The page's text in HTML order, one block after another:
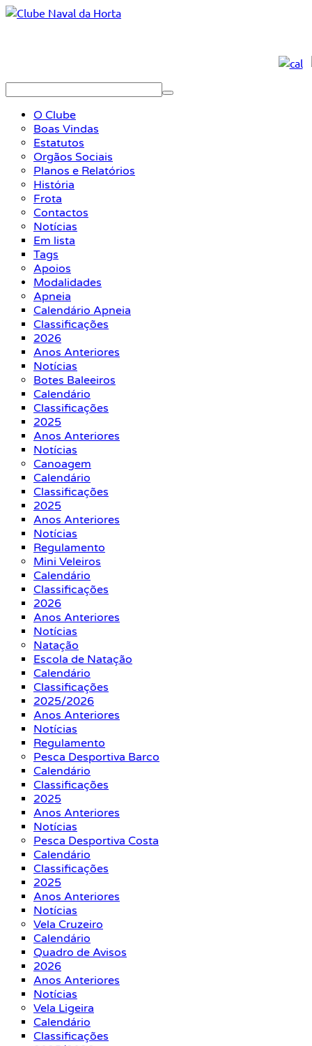
O Clube
Boas Vindas
Estatutos
Orgãos Sociais
Planos e Relatórios
História
Frota
Contactos
Notícias
Em lista
Tags
Apoios
Modalidades
Apneia
Calendário Apneia
Classificações
2026
Anos Anteriores
Notícias
Botes Baleeiros
Calendário
Classificações
2025
Anos Anteriores
Notícias
Canoagem
Calendário
Classificações
2025
Anos Anteriores
Notícias
Regulamento
Mini Veleiros
Calendário
Classificações
2026
Anos Anteriores
Notícias
Natação
Escola de Natação
Calendário
Classificações
2025/2026
Anos Anteriores
Notícias
Regulamento
Pesca Desportiva Barco
Calendário
Classificações
2025
Anos Anteriores
Notícias
Pesca Desportiva Costa
Calendário
Classificações
2025
Anos Anteriores
Notícias
Vela Cruzeiro
Calendário
Quadro de Avisos
2026
Anos Anteriores
Notícias
Vela Ligeira
Calendário
Classificações